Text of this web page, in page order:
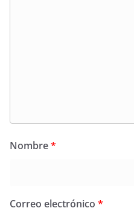
Nombre*
Correo electrónico *